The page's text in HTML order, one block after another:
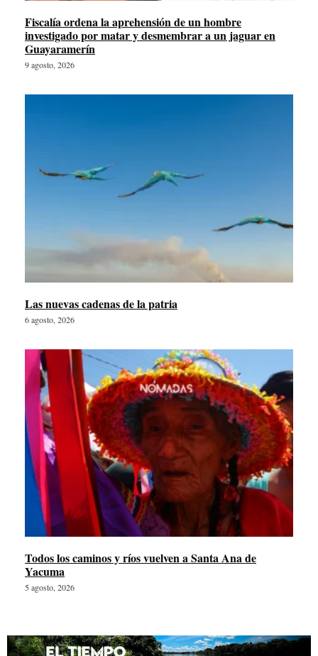
Fiscalía ordena la aprehensión de un hombre
investigado por matar y desmembrar a un jaguar en
Guayaramerín
9 agosto, 2026
Las nuevas cadenas de la patria
6 agosto, 2026
Todos los caminos y ríos vuelven a Santa Ana de
Yacuma
5 agosto, 2026